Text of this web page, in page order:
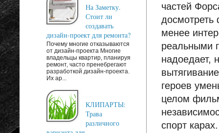
частей
менее
реальными
надоедает,
героев
целом
спорт
На Заметку.
Стоит ли
создавать
дизайн-проект для ремонта?
Почему многие отказываются
от дизайн-проекта Многие
владельцы квартир, планируя
ремонт, часто пренебрегают
разработкой дизайн-проекта.
Их ар...
КЛИПАРТЫ:
Трава
различного